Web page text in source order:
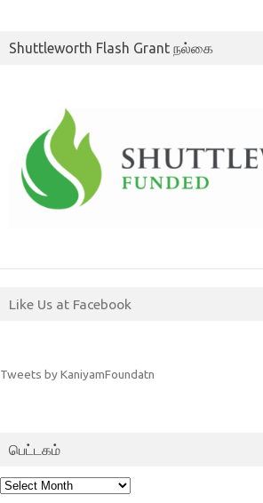
Shuttleworth Flash Grant நல்கை
Like Us at Facebook
Tweets by KaniyamFoundatn
பெட்டகம்
பெட்டகம்